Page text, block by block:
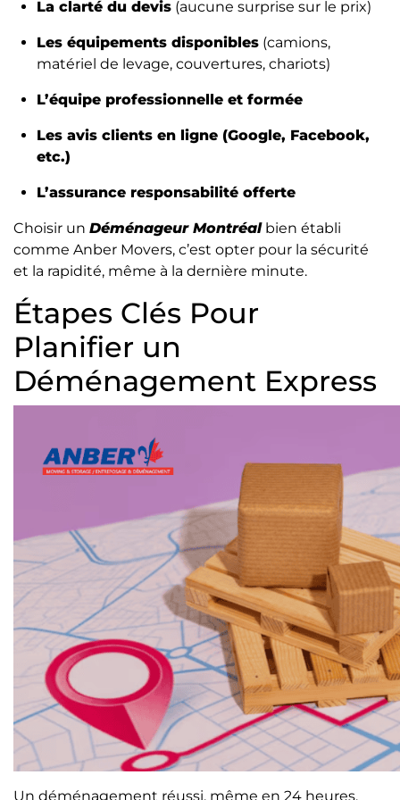
La clarté du devis (aucune surprise sur le prix)
Les équipements disponibles (camions,
matériel de levage, couvertures, chariots)
L’équipe professionnelle et formée
Les avis clients en ligne (Google, Facebook,
etc.)
L’assurance responsabilité offerte
Choisir un Déménageur Montréalbien établi
comme Anber Movers, c’est opter pour la sécurité
et la rapidité, même à la dernière minute.
Étapes Clés Pour
Planifier un
Déménagement Express
Un déménagement réussi, même en 24 heures,